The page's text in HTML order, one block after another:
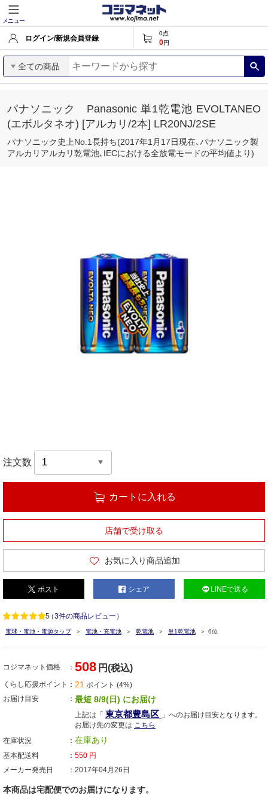
メニュー
ログイン/新規会員登録
0点
0円
全ての商品
パナソニック Panasonic 単1乾電池 EVOLTANEO
(エボルタネオ) [アルカリ/2本] LR20NJ/2SE
パナソニック史上No.1長持ち(2017年1月17日現在､パナソニック製
アルカリアルカリ乾電池､IECにおける全放電モードの平均値より)
注文数
カートに入れる
店舗で受け取る
お気に入り商品追加
ポスト シェア LINEで送る
5（3件の商品レビュー ）
電球・電池・電源タップ 電池・充電池 乾電池 単1乾電池 6位
コジマネット価格 508 円(税込)
くらし応援ポイント 21 ポイント (4%)
お届け目安
最短 8/9(日) にお届け
上記は「 東京都豊島区 」へのお届け目安となります。
お届け先の変更は こちら
在庫状況
在庫あり
基本配送料 550 円
メーカー発売日
2017年04月26日
本商品は宅配便でのお届けになります。